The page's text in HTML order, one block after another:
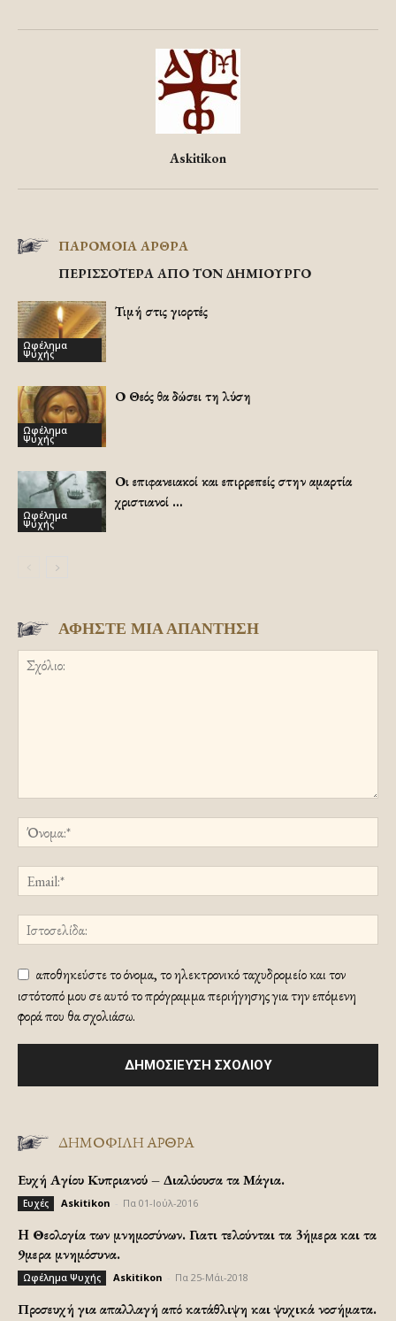
Askitikon
ΠΑΡΟΜΟΙΑ ΑΡΘΡΑ
ΠΕΡΙΣΣΟΤΕΡΑ ΑΠΟ ΤΟΝ ΔΗΜΙΟΥΡΓΟ
Ωφέλημα
Ψυχής
Τιμή στις γιορτές
Ωφέλημα
Ψυχής
Ο Θεός θα δώσει τη λύση
Ωφέλημα
Ψυχής
Οι επιφανειακοί και επιρρεπείς στην αμαρτία
χριστιανοί …
ΑΦΗΣΤΕ ΜΙΑ ΑΠΑΝΤΗΣΗ
αποθηκεύστε το όνομα, το ηλεκτρονικό ταχυδρομείο και τον
ιστότοπό μου σε αυτό το πρόγραμμα περιήγησης για την επόμενη
φορά που θα σχολιάσω.
ΔΗΜΟΦΙΛΗ ΑΡΘΡΑ
Ευχή Αγίου Κυπριανού – Διαλύουσα τα Μάγια.
Ευχές Askitikon Πα 01-Ιούλ-2016
H Θεολογία των μνημοσύνων. Γιατι τελούνται τα 3ήμερα και τα
9μερα μνημόσυνα.
Ωφέλημα Ψυχής Askitikon Πα 25-Μάι-2018
Προσευχή για απαλλαγή από κατάθλιψη και ψυχικά νοσήματα.